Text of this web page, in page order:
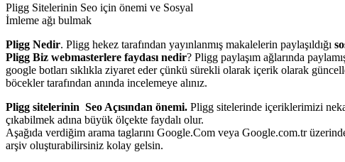
Pligg Sitelerinin Seo için önemi ve Sosyal
İmleme ağı bulmak
Pligg Nedir. Pligg hekez tarafından yayınlanmış makalelerin paylaşıldığı
Pligg Biz webmasterlere faydası nedir? Pligg paylaşım ağlarında
google botları sıklıkla ziyaret eder çünkü sürekli olarak içerik olarak
böcekler tarafından anında incelemeye alınız.
Pligg sitelerinin Seo Açısından önemi. Pligg sitelerinde içeriklerimizi
çıkabilmek adına büyük ölçekte faydalı olur.
Aşağıda verdiğim arama taglarını Google.Com veya Google.com.tr
arşiv oluşturabilirsiniz kolay gelsin.